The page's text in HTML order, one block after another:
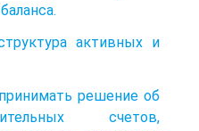
активных и
решение об
счетов,